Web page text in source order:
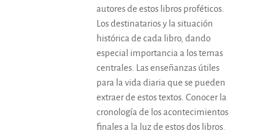
autores de estos libros proféticos.
Los destinatarios y la situación
histórica de cada libro, dando
especial importancia a los temas
centrales. Las enseñanzas útiles
para la vida diaria que se pueden
extraer de estos textos. Conocer la
cronología de los acontecimientos
finales a la luz de estos dos libros.